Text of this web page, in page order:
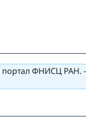
ФНИСЦ РАН.